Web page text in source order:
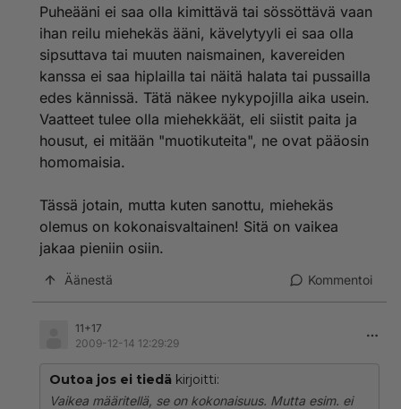
Puheääni ei saa olla kimittävä tai sössöttävä vaan
ihan reilu miehekäs ääni, kävelytyyli ei saa olla
sipsuttava tai muuten naismainen, kavereiden
kanssa ei saa hiplailla tai näitä halata tai pussailla
edes kännissä. Tätä näkee nykypojilla aika usein.
Vaatteet tulee olla miehekkäät, eli siistit paita ja
housut, ei mitään "muotikuteita", ne ovat pääosin
homomaisia.
Tässä jotain, mutta kuten sanottu, miehekäs
olemus on kokonaisvaltainen! Sitä on vaikea
jakaa pieniin osiin.
Äänestä Kommentoi
11+17
2009-12-14 12:29:29
Outoa jos ei tiedä kirjoitti:
Vaikea määritellä, se on kokonaisuus. Mutta esim. ei